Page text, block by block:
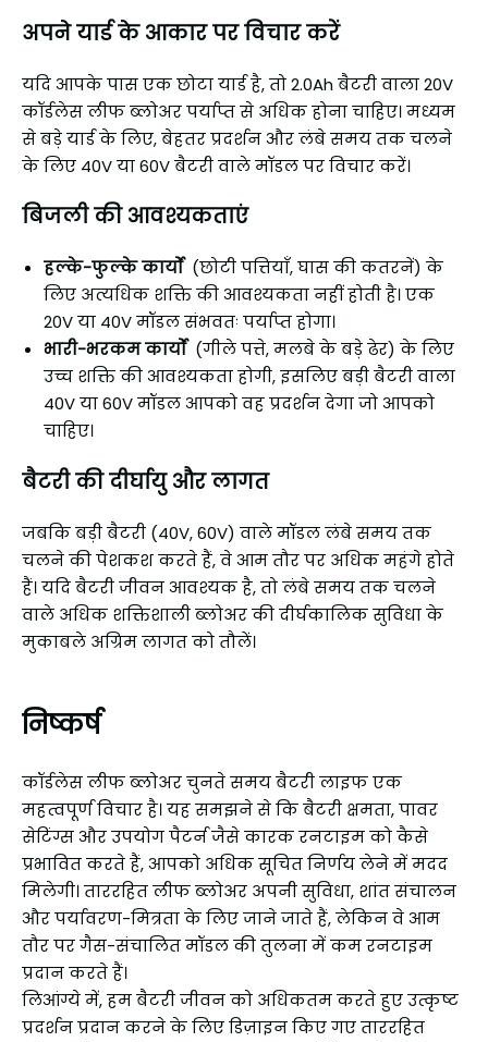
अपने यार्ड के आकार पर विचार करें
यदि आपके पास एक छोटा यार्ड है, तो 2.0Ah बैटरी वाला 20V
कॉर्डलेस लीफ ब्लोअर पर्याप्त से अधिक होना चाहिए। मध्यम
से बड़े यार्ड के लिए, बेहतर प्रदर्शन और लंबे समय तक चलने
के लिए 40V या 60V बैटरी वाले मॉडल पर विचार करें।
बिजली की आवश्यकताएं
हल्के-फुल्के कार्यों (छोटी पत्तियाँ, घास की कतरनें) के
लिए अत्यधिक शक्ति की आवश्यकता नहीं होती है। एक
20V या 40V मॉडल संभवतः पर्याप्त होगा।
भारी-भरकम कार्यों (गीले पत्ते, मलबे के बड़े ढेर) के लिए
उच्च शक्ति की आवश्यकता होगी, इसलिए बड़ी बैटरी वाला
40V या 60V मॉडल आपको वह प्रदर्शन देगा जो आपको
चाहिए।
बैटरी की दीर्घायु और लागत
जबकि बड़ी बैटरी (40V, 60V) वाले मॉडल लंबे समय तक
चलने की पेशकश करते हैं, वे आम तौर पर अधिक महंगे होते
हैं। यदि बैटरी जीवन आवश्यक है, तो लंबे समय तक चलने
वाले अधिक शक्तिशाली ब्लोअर की दीर्घकालिक सुविधा के
मुकाबले अग्रिम लागत को तौलें।
निष्कर्ष
कॉर्डलेस लीफ ब्लोअर चुनते समय बैटरी लाइफ एक
महत्वपूर्ण विचार है। यह समझने से कि बैटरी क्षमता, पावर
सेटिंग्स और उपयोग पैटर्न जैसे कारक रनटाइम को कैसे
प्रभावित करते हैं, आपको अधिक सूचित निर्णय लेने में मदद
मिलेगी। ताररहित लीफ ब्लोअर अपनी सुविधा, शांत संचालन
और पर्यावरण-मित्रता के लिए जाने जाते हैं, लेकिन वे आम
तौर पर गैस-संचालित मॉडल की तुलना में कम रनटाइम
प्रदान करते हैं।
लिआंग्ये में, हम बैटरी जीवन को अधिकतम करते हुए उत्कृष्ट
प्रदर्शन प्रदान करने के लिए डिज़ाइन किए गए ताररहित